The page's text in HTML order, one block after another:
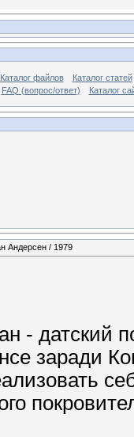
Каталог файлов
Каталог статей
FAQ (вопрос/ответ)
Каталог
Андерсен / 1979
- датский
заради